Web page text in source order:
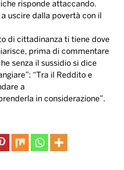
risponde attaccando.
uscire dalla povertà con il
di cittadinanza ti tiene dove
prima di commentare
senza il sussidio si dice
“Tra il Reddito e
a
in considerazione”.